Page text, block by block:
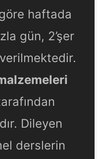
haftada
gün, 2’şer
Dileyen
derslerin